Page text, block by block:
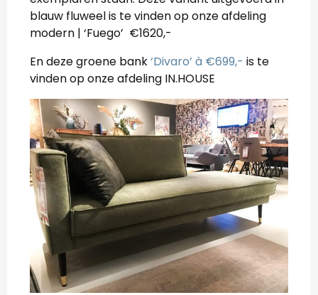
blauw fluweel is te vinden op onze afdeling
modern | ‘Fuego’ €1620,-
En deze groene bank‘Divaro’ à €699,- is te
vinden op onze afdeling IN.HOUSE